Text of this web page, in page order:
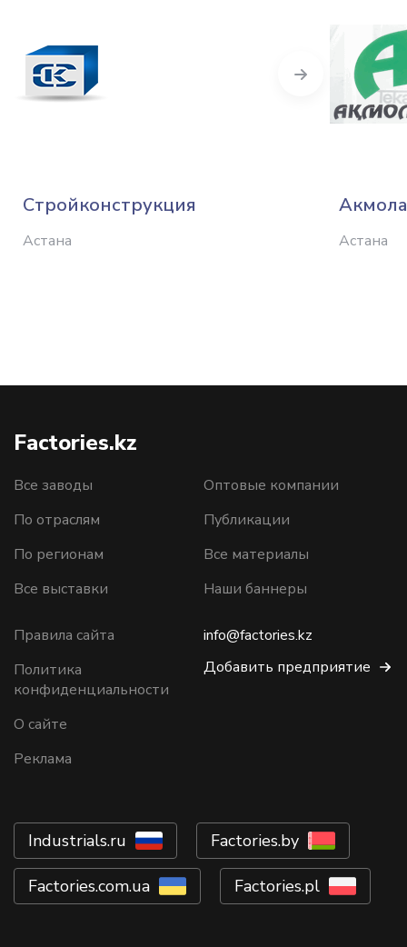
Стройконструкция
Астана Астана
Next
Factories.kz
Все заводы
По отраслям
По регионам
Все выставки
Оптовые компании
Публикации
Все материалы
Наши баннеры
Правила сайта
Политика
конфиденциальности
О сайте
Реклама
info@factories.kz
Добавить предприятие
Industrials.ru Factories.by
Factories.com.ua Factories.pl